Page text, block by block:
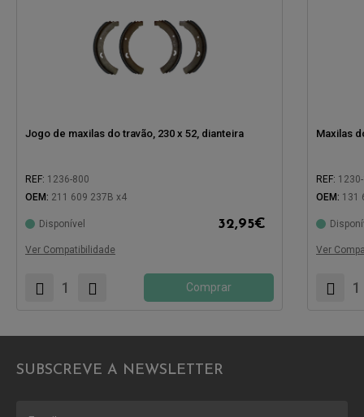
Jogo de maxilas do travão, 230 x 52, dianteira
REF: 1236-800
OEM: 211 609 237B x4
Disponível 32,95€
Ver Compatibilidade
Comprar
Maxilas
REF:
OEM: 131
Ver
SUBSCREVE A NEWSLETTER